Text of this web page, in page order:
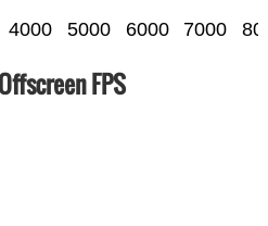
4000 5000 6000 7000
FPS